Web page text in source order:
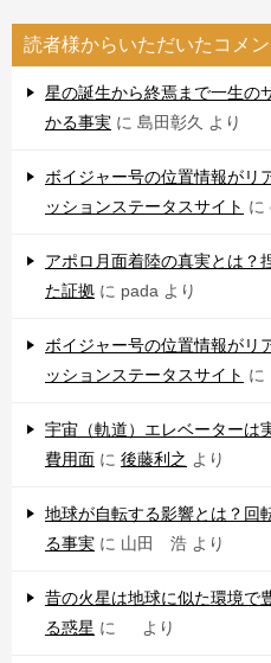
読者様からいただいたコメン
星の誕生から終焉まで一生の
かる事実 に 島田彰久 より
ボイジャー号の位置情報がリ
ッションステータスサイト に
アポロ月面着陸の真実とは？
た証拠 に pada より
ボイジャー号の位置情報がリ
ッションステータスサイト に
宇宙（軌道）エレベーターは
費用面 に 後藤利之 より
地球が自転する影響とは？回
る事実 に 山田 浩 より
昔の火星は地球に似た環境で
る惑星 に より